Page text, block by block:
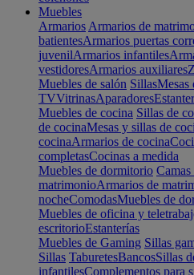
Muebles
Armarios Armarios de
batientesArmarios puertas
juvenilArmarios infantiles
vestidoresArmarios auxiliares
Muebles de salón SillasMesas
TVVitrinasAparadores
Muebles de cocina Sillas de
de cocinaMesas y sillas de
cocinaArmarios de cocina
completasCocinas a medida
Muebles de dormitorio
matrimonioArmarios de
nocheComodasMuebles de
Muebles de oficina y
escritorioEstanterías
Muebles de Gaming Sillas
Sillas TaburetesBancosSillas
infantilesComplementos para